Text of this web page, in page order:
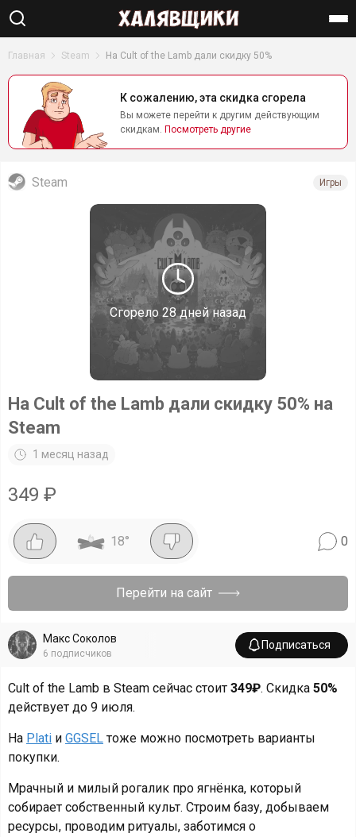
Главная Steam На Cult of the Lamb дали скидку 50%
К сожалению, эта скидка сгорела
Вы можете перейти к другим действующим
скидкам. Посмотреть другие
Сгорело 28 дней назад
Steam Игры
На Cult of the Lamb дали скидку 50% на
Steam
1 месяц назад
349 ₽
18° 0
Перейти на сайт
Макс Соколов
6 подписчиков
Подписаться
Cult of the Lamb в Steam сейчас стоит 349₽. Скидка 50%
действует до 9 июля.
На Plati и GGSEL тоже можно посмотреть варианты
покупки.
Мрачный и милый рогалик про ягнёнка, который
собирает собственный культ. Строим базу, добываем
ресурсы, проводим ритуалы, заботимся о